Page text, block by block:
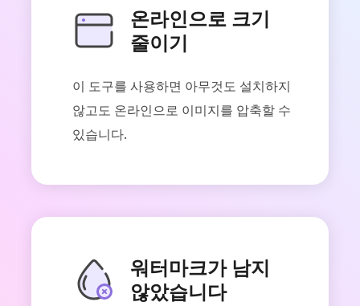
온라인으로 크기
줄이기
이 도구를 사용하면 아무것도 설치하지
않고도 온라인으로 이미지를 압축할 수
있습니다.
워터마크가 남지
않았습니다